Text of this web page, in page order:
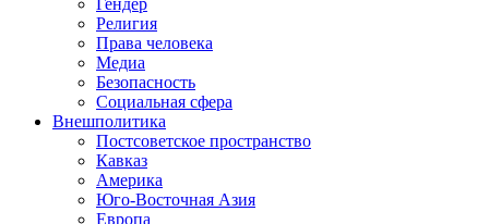
Гендер
Религия
Права человека
Медиа
Безопасность
Социальная сфера
Внешполитика
Постсоветское пространство
Кавказ
Америка
Юго-Восточная Азия
Европа